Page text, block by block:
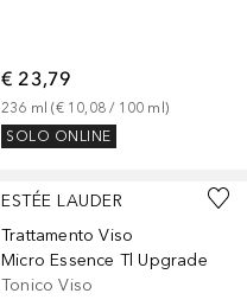
€ 23,79
236 ml (€ 10,08 / 100 ml )
SOLO ONLINE
ESTÉE LAUDER
Trattamento Viso
Micro Essence Tl Upgrade
Tonico Viso